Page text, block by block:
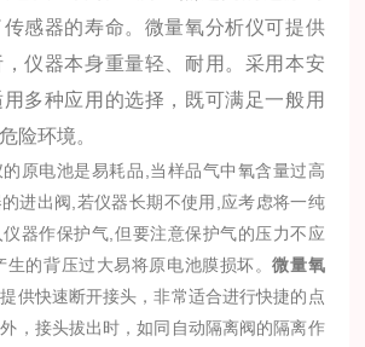
感器的寿命。微量氧分析仪可提供
仪器本身重量轻、耐用。采用本安
多种应用的选择，既可满足一般用
险环境。
电池是易耗品,当样品气中氧含量过高
进出阀,若仪器长期不使用,应考虑将一纯
器作保护气,但要注意保护气的压力不应
生的背压过大易将原电池膜损坏。微量氧
供快速断开接头，非常适合进行快捷的点
，接头拔出时，如同自动隔离阀的隔离作